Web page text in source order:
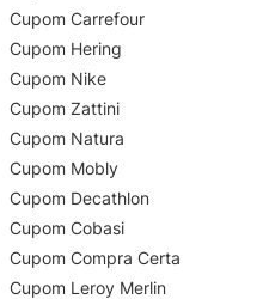
Cupom Carrefour
Cupom Hering
Cupom Nike
Cupom Zattini
Cupom Natura
Cupom Mobly
Cupom Decathlon
Cupom Cobasi
Cupom Compra Certa
Cupom Leroy Merlin